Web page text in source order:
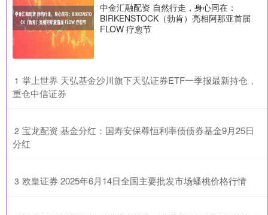
中金汇融配资 自然行走，身心同在：
BIRKENSTOCK（勃肯）亮相阿那亚首届
FLOW 疗愈节
1 ​掌上世界 天弘基金沙川旗下天弘证券ETF一季报最新持仓，
重仓中信证券
2 ​宝龙配资 基金分红：国寿安保尊恒利率债债券基金9月25日
分红
3 ​欧皇证券 2025年6月14日全国主要批发市场蟠桃价格行情